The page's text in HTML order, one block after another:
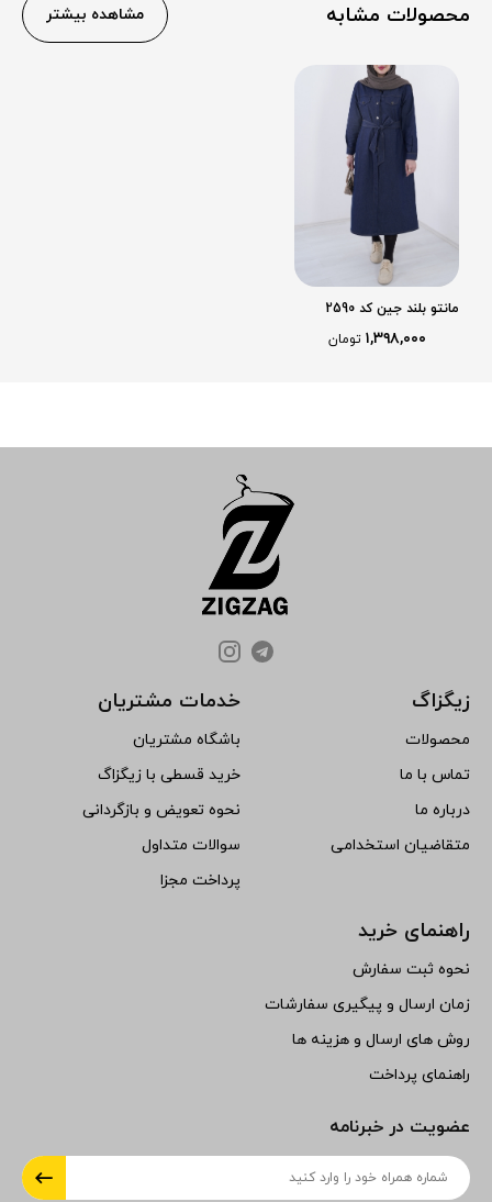
محصولات مشابه مشاهده بیشتر
مانتو بلند جین کد 2590
۱,۳۹۸,۰۰۰ تومان
زیگزاگ
محصولات
تماس با ما
درباره ما
متقاضیان استخدامی
خدمات مشتریان
باشگاه مشتریان
خرید قسطی با زیگزاگ
نحوه تعویض و بازگردانی
سوالات متداول
پرداخت مجزا
راهنمای خرید
نحوه ثبت سفارش
زمان ارسال و پیگیری سفارشات
روش های ارسال و هزینه ها
راهنمای پرداخت
عضویت در خبرنامه